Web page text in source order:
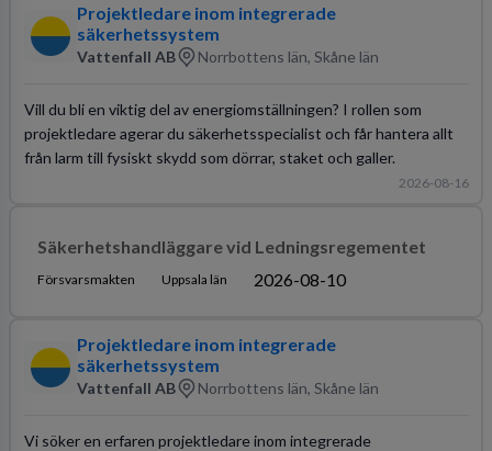
Projektledare inom integrerade
säkerhetssystem
Vattenfall AB Norrbottens län, Skåne län
Vill du bli en viktig del av energiomställningen? I rollen som
projektledare agerar du säkerhetsspecialist och får hantera allt
från larm till fysiskt skydd som dörrar, staket och galler.
2026-08-16
Säkerhetshandläggare vid Ledningsregementet
Försvarsmakten Uppsala län 2026-08-10
Projektledare inom integrerade
säkerhetssystem
Vattenfall AB Norrbottens län, Skåne län
Vi söker en erfaren projektledare inom integrerade